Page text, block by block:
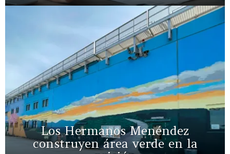
Los Hermanos Menéndez
construyen área verde en la